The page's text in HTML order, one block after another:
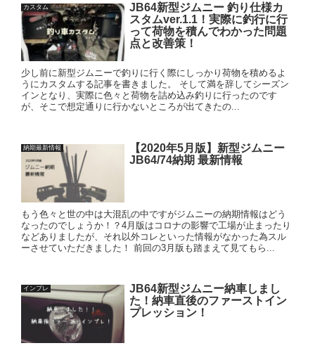
カスタム
JB64新型ジムニー 釣り仕様カ
スタムver.1.1！実際に釣行に行
って荷物を積んでわかった問題
点と改善策！
少し前に新型ジムニーで釣りに行く際にしっかり荷物を積めるよ
うにカスタムする記事を書きました。 そして満を辞してシーズン
インとなり、実際に色々と荷物を詰め込み釣りに行ったのです
が、そこで想定通りに行かないところが出てきたの...
納期最新情報
【2020年5月版】新型ジムニー
JB64/74納期 最新情報
もう色々と世の中は大混乱の中ですがジムニーの納期情報はどう
なったのでしょうか！？4月版はコロナの影響で工場が止まったり
などありましたが、それ以外コレといった情報がなかった為スル
ーさせていただきました！ 前回の3月版も踏まえて見てもら...
インプレ
JB64新型ジムニー納車しまし
た！納車直後のファーストイン
プレッション！